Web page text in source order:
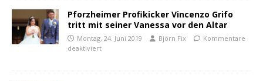
Pforzheimer Profikicker Vincenzo Grifo
tritt mit seiner Vanessa vor den Altar
Montag, 24. Juni 2019 Björn Fix
Kommentare
deaktiviert